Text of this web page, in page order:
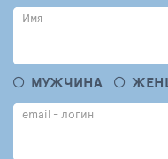
Имя
МУЖЧИНА
email - логин